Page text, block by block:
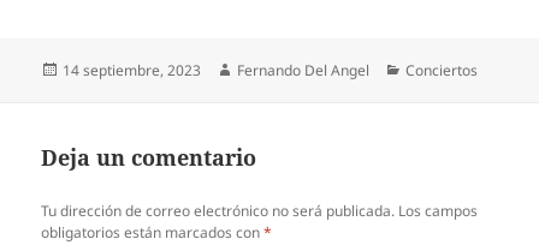
Publicado
14 septiembre, 2023 Autor
Fernando Del Angel Categorías
Conciertos
Deja un comentario
Tu dirección de correo electrónico no será publicada. Los campos
obligatorios están marcados con*